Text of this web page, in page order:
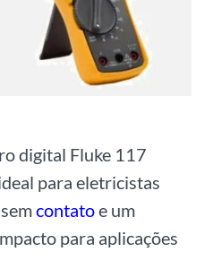
digital Fluke 117
para eletricistas
contatoe um
para aplicações